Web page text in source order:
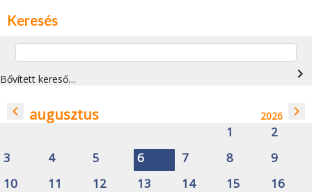
Keresés
Bővített kereső… navigate_next
navigate_before augusztus 2026 navigate_next
1
2
3
4 5 6 7 8
9
10
11 12 13 14 15
16